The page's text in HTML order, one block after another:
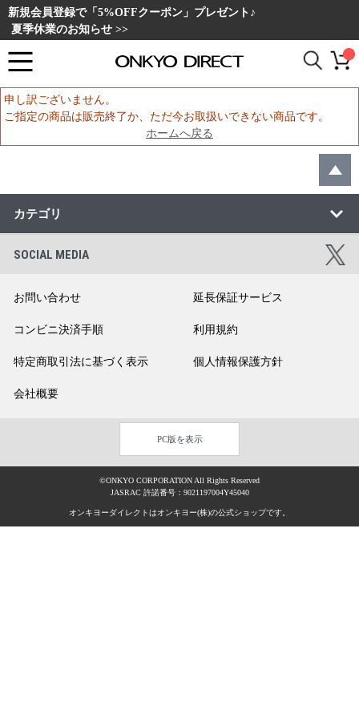
新規会員登録で「5%OFFクーポン」プレゼント♪
夏季休業のお知らせ >>
申し訳ございません。
ご指定の商品は販売終了か、ただ今お取扱いできない商品です。
ホームへ戻る
カテゴリ
SOCIAL MEDIA
お問い合わせ 延長保証サービス
コンビニ決済手順 利用規約
特定商取引法に基づく表示 個人情報保護方針
会社概要
PC版を表示
©ONKYO CORPORATION All Rights Reserved
JASRAC 許諾番号：9021197004Y45040
オンキヨーダイレクトはオンキヨー(株)の公式ショップです。